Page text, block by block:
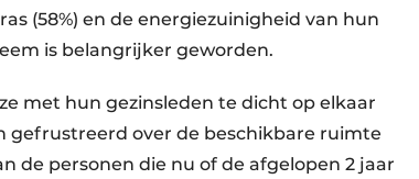
(58%) en de energiezuinigheid van hun
is belangrijker geworden.
met hun gezinsleden te dicht op elkaar
gefrustreerd over de beschikbare ruimte
de personen die nu of de afgelopen 2 jaar